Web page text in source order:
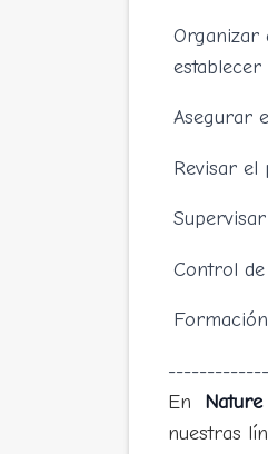
Organizar
Asegurar
Revisar el
Control de
En
nuestras